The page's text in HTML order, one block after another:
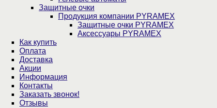
Защитные очки
Продукция компании PYRAMEX
Защитные очки PYRAMEX
Аксессуары PYRAMEX
Как купить
Оплата
Доставка
Акции
Информация
Контакты
Заказать звонок!
Отзывы